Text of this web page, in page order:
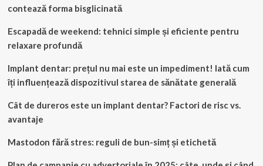
contează forma bisglicinată
Escapadă de weekend: tehnici simple și eficiente pentru
relaxare profundă
Implant dentar: prețul nu mai este un impediment! Iată cum
îți influențează dispozitivul starea de sănătate generală
Cât de dureros este un implant dentar? Factori de risc vs.
avantaje
Mastodon fără stres: reguli de bun-simț și etichetă